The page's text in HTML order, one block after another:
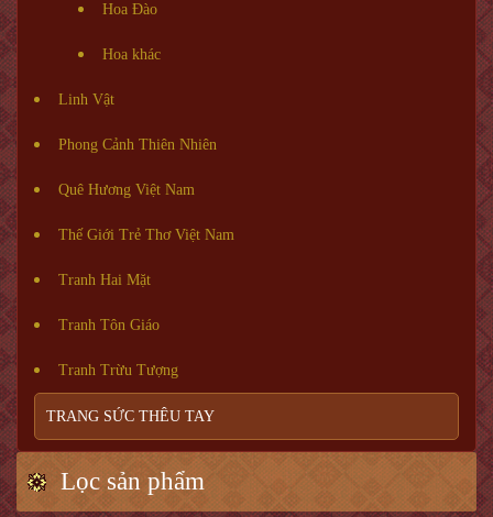
Hoa Đào
Hoa khác
Linh Vật
Phong Cảnh Thiên Nhiên
Quê Hương Việt Nam
Thế Giới Trẻ Thơ Việt Nam
Tranh Hai Mặt
Tranh Tôn Giáo
Tranh Trừu Tượng
TRANG SỨC THÊU TAY
Lọc sản phẩm